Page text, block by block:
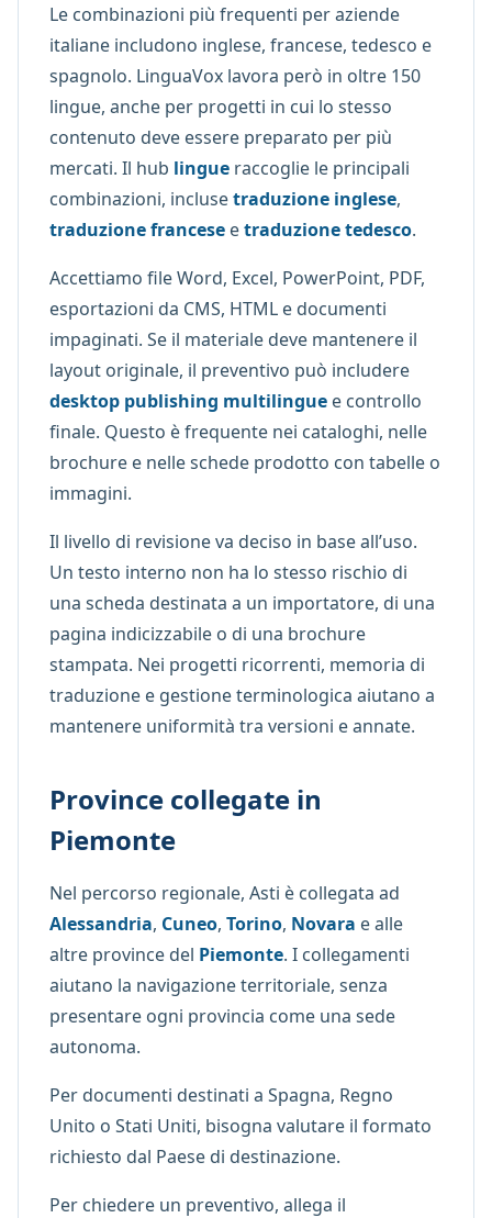
Le combinazioni più frequenti per aziende
italiane includono inglese, francese, tedesco e
spagnolo. LinguaVox lavora però in oltre 150
lingue, anche per progetti in cui lo stesso
contenuto deve essere preparato per più
mercati. Il hub lingue raccoglie le principali
combinazioni, inclusetraduzione inglese,
traduzione francese etraduzione tedesco.
Accettiamo file Word, Excel, PowerPoint, PDF,
esportazioni da CMS, HTML e documenti
impaginati. Se il materiale deve mantenere il
layout originale, il preventivo può includere
desktop publishing multilingue e controllo
finale. Questo è frequente nei cataloghi, nelle
brochure e nelle schede prodotto con tabelle o
immagini.
Il livello di revisione va deciso in base all’uso.
Un testo interno non ha lo stesso rischio di
una scheda destinata a un importatore, di una
pagina indicizzabile o di una brochure
stampata. Nei progetti ricorrenti, memoria di
traduzione e gestione terminologica aiutano a
mantenere uniformità tra versioni e annate.
Province collegate in
Piemonte
Nel percorso regionale, Asti è collegata ad
Alessandria, Cuneo, Torino, Novara e alle
altre province del Piemonte. I collegamenti
aiutano la navigazione territoriale, senza
presentare ogni provincia come una sede
autonoma.
Per documenti destinati a Spagna, Regno
Unito o Stati Uniti, bisogna valutare il formato
richiesto dal Paese di destinazione.
Per chiedere un preventivo, allega il